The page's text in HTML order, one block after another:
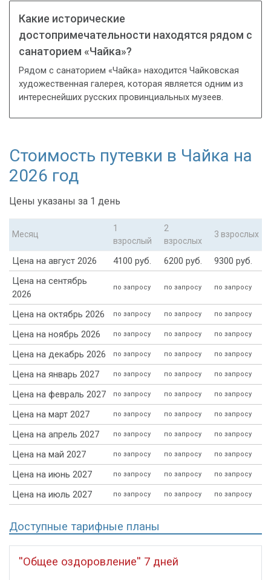
Какие исторические
достопримечательности находятся рядом с
санаторием «Чайка»?
Рядом с санаторием «Чайка» находится Чайковская
художественная галерея, которая является одним из
интереснейших русских провинциальных музеев.
Стоимость путевки в Чайка на
2026 год
Цены указаны за 1 день
Месяц
1
взрослый
2
взрослых
3 взрослых
Цена на август 2026 4100 руб. 6200 руб.
9300 руб.
Цена на сентябрь
2026
по запросу по запросу по запросу
Цена на октябрь 2026 по запросу по запросу по запросу
Цена на ноябрь 2026 по запросу по запросу по запросу
Цена на декабрь 2026 по запросу по запросу по запросу
Цена на январь 2027 по запросу по запросу по запросу
Цена на февраль 2027 по запросу по запросу по запросу
Цена на март 2027 по запросу по запросу по запросу
Цена на апрель 2027 по запросу по запросу по запросу
Цена на май 2027 по запросу по запросу по запросу
Цена на июнь 2027 по запросу по запросу по запросу
Цена на июль 2027 по запросу по запросу по запросу
Доступные тарифные планы
''Общее оздоровление'' 7 дней